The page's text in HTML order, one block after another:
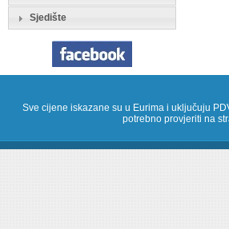
Sjedište
Sve cijene iskazane su u Eurima i uključuju
potrebno provjeriti na